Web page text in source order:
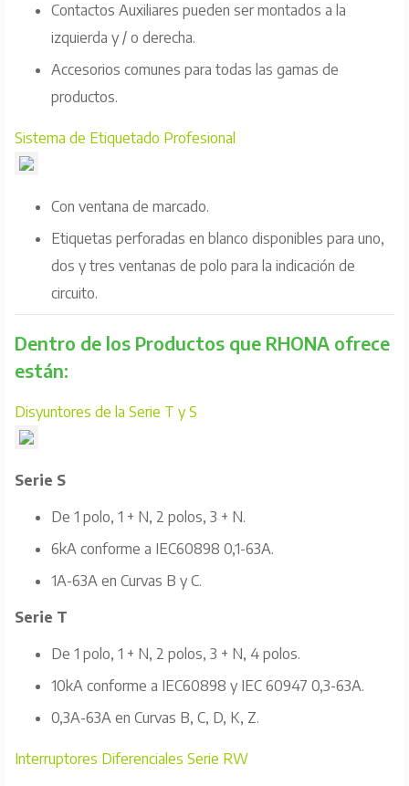
Contactos Auxiliares pueden ser montados a la
izquierda y / o derecha.
Accesorios comunes para todas las gamas de
productos.
Sistema de Etiquetado Profesional
Con ventana de marcado.
Etiquetas perforadas en blanco disponibles para uno,
dos y tres ventanas de polo para la indicación de
circuito.
Dentro de los Productos que RHONA ofrece
están:
Disyuntores de la Serie T y S
Serie S
De 1 polo, 1 + N, 2 polos, 3 + N.
6kA conforme a IEC60898 0,1-63A.
1A-63A en Curvas B y C.
Serie T
De 1 polo, 1 + N, 2 polos, 3 + N, 4 polos.
10kA conforme a IEC60898 y IEC 60947 0,3-63A.
0,3A-63A en Curvas B, C, D, K, Z.
Interruptores Diferenciales Serie RW